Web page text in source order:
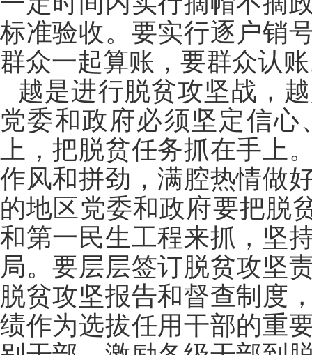
标准验收。要实行逐户销
群众一起算账，要群众认
越是进行脱贫攻坚战，
党委和政府必须坚定信
上，把脱贫任务抓在手上
作风和拼劲，满腔热情做
的地区党委和政府要把脱
和第一民生工程来抓，坚
局。要层层签订脱贫攻坚
脱贫攻坚报告和督查制度
绩作为选拔任用干部的重